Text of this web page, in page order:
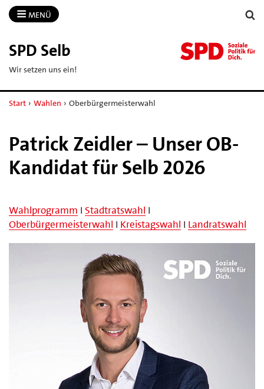
MENÜ
SPD Selb
Wir setzen uns ein!
Start › Wahlen › Oberbürgermeisterwahl
Patrick Zeidler – Unser OB-
Kandidat für Selb 2026
Wahlprogramm I Stadtratswahl I
Oberbürgermeisterwahl I Kreistagswahl I Landratswahl